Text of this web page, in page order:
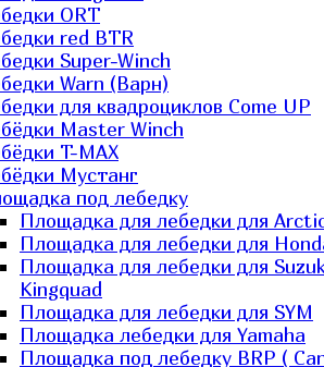
ORT
red BTR
Super-Winch
Warn (Варн)
для квадроциклов Come UP
Master Winch
T-MAX
Мустанг
под лебедку
Площадка для лебедки для
Площадка для лебедки для
Площадка для лебедки для
Kingquad
Площадка для лебедки для SYM
Площадка лебедки для Yamaha
Площадка под лебедку BRP (